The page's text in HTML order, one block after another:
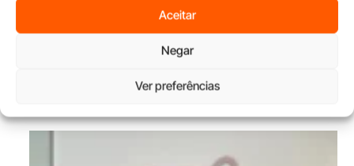
Aceitar
Negar
Ver preferências